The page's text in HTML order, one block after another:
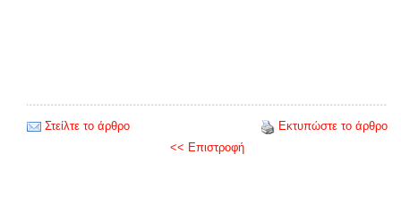
Στείλτε το άρθρο
Εκτυπώστε το άρθρο
<< Επιστροφή